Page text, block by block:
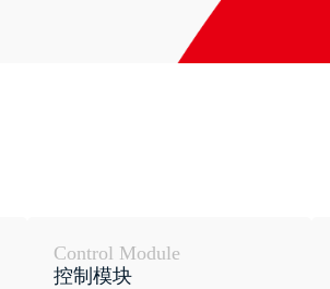
Control Module
控制模块